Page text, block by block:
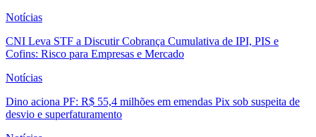
Notícias
CNI Leva STF a Discutir Cobrança Cumulativa de IPI, PIS e
Cofins: Risco para Empresas e Mercado
Notícias
Dino aciona PF: R$ 55,4 milhões em emendas Pix sob suspeita de
desvio e superfaturamento